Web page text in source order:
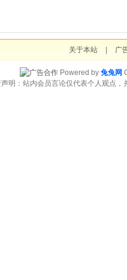
关于本站 广
Powered by 兔兔网
明：站内会员言论仅代表个人观点